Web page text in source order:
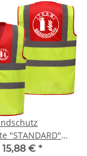
"STANDARD"
15,88 € *